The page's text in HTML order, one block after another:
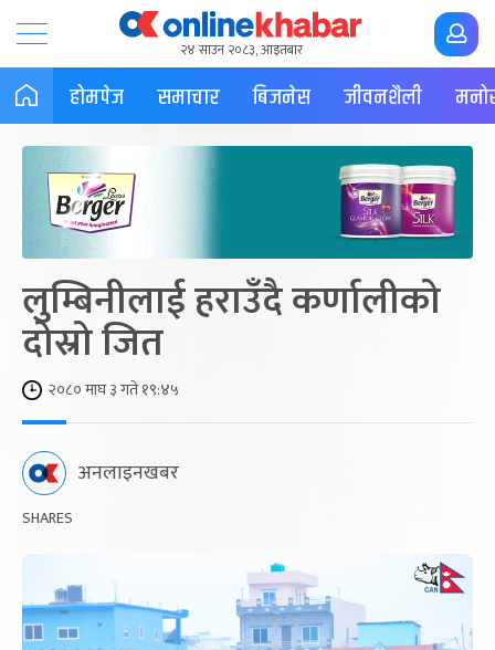
२४ साउन २०८३, आइतबार
होमपेज समाचार बिजनेस जीवनशैली
लुम्बिनीलाई हराउँदै कर्णालीको
दोस्रो जित
२०८० माघ ३ गते १९:४५
अनलाइनखबर
SHARES